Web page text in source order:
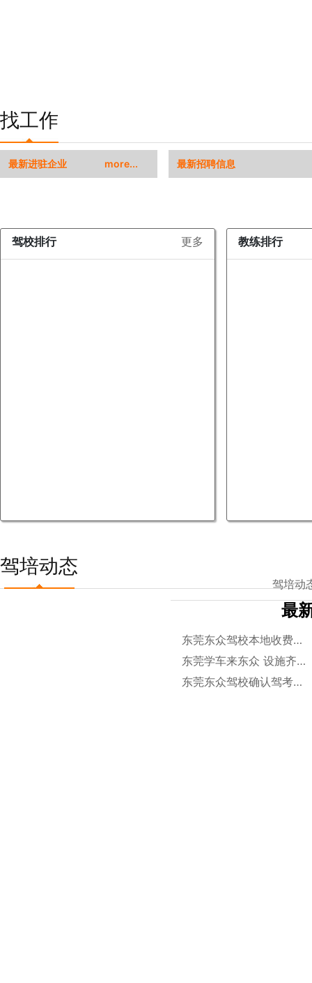
找工作
最新进驻企业 more... 最新招聘信息
驾校排行 更多 教练排行
驾培动态
驾培动
最
东莞东众驾校本地收费包
接送
东莞学车来东众 设施齐
全包接送
东莞东众驾校确认驾考费